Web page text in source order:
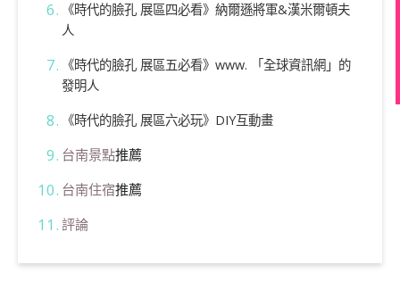
《時代的臉孔 展區四必看》納爾遜將軍&漢米爾頓夫
人
《時代的臉孔 展區五必看》www. 「全球資訊網」的
發明人
《時代的臉孔 展區六必玩》DIY互動畫
台南景點推薦
台南住宿推薦
評論